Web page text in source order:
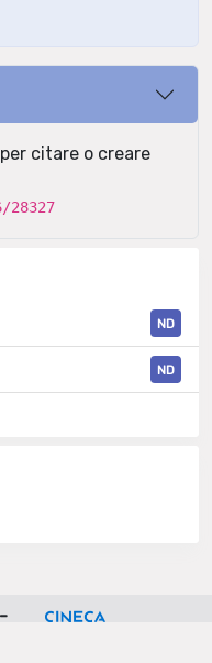
citare o creare
ND
ND
-